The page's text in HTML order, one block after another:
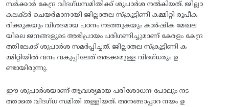
സര്‍ക്കാര്‍ കേന്ദ്ര വിദഗ്‌ധസമിതിക്ക്‌ ശുപാര്‍ശ നല്‍കിയത്‌. ജില്ലാ
കലക്‌ടര്‍ ചെയര്‍മാനായി ജില്ലാതല സ്‌ക്രൂട്ടിണി കമ്മിറ്റി രൂപീക
രിക്കുകയും വിശദമായ പഠനം നടത്തുകയും കാര്‍ഷിക മേഖല
യിലെ ജനങ്ങളുടെ അഭിപ്രായം പരിഗണിച്ചുമാണ്‌ കേരളം കേന്ദ്ര
ത്തിലേക്ക്‌ ശുപാര്‍ശ സമര്‍പ്പിച്ചത്‌. ജില്ലാതല സ്‌ക്രൂട്ടിണി ക
മ്മിറ്റിയില്‍ വനം വകുപ്പിലേത്‌ അടക്കമുള്ള വിദഗ്‌ധരും ഉ
ണ്ടായിരുന്നു.
ഈ ശുപാര്‍ശയാണ്‌ ആവശ്യമായ പരിശോധന പോലും നട
ത്താതെ വിദഗ്‌ധ സമിതി തള്ളിയത്‌. അനങ്ങാപ്പാറ നയം ഉ